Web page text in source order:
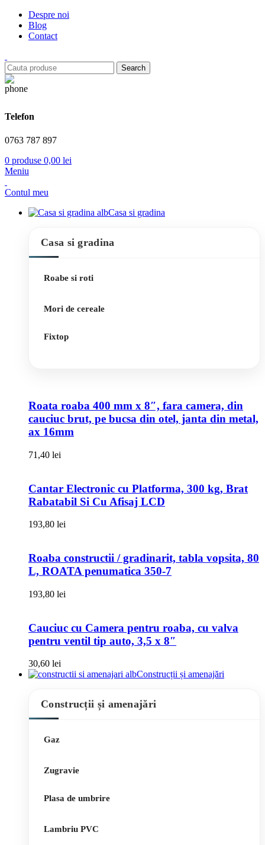
Despre noi
Blog
Contact
Search
Telefon
0763 787 897
0 produse 0,00 lei
Meniu
Contul meu
Casa si gradina
Casa si gradina
Roabe si roti
Mori de cereale
Fixtop
Roata roaba 400 mm x 8″, fara camera, din
cauciuc brut, pe bucsa din otel, janta din metal,
ax 16mm
71,40 lei
Cantar Electronic cu Platforma, 300 kg, Brat
Rabatabil Si Cu Afisaj LCD
193,80 lei
Roaba constructii / gradinarit, tabla vopsita, 80
L, ROATA penumatica 350-7
193,80 lei
Cauciuc cu Camera pentru roaba, cu valva
pentru ventil tip auto, 3,5 x 8″
30,60 lei
Construcții și amenajări
Construcții și amenajări
Gaz
Zugravie
Plasa de umbrire
Lambriu PVC